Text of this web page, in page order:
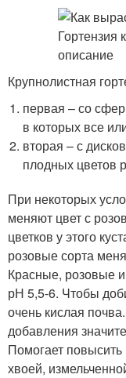
Крупнолистная
первая – со
в которых все
вторая – с
плодных цветов
При некоторых
меняют цвет с
цветков у этого
розовые сорта
Красные, розовые
рН 5,5-6. Чтобы
очень кислая
добавления
Помогает
хвоей,